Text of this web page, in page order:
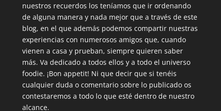
nuestros recuerdos los teníamos que ir ordenando
de alguna manera y nada mejor que a través de este
blog, en el que además podemos compartir nuestras
experiencias con numerosos amigos que, cuando
vienen a casa y prueban, siempre quieren saber
más. Va dedicado a todos ellos y a todo el universo
foodie. ¡Bon appetit! Ni que decir que si tenéis
cualquier duda o comentario sobre lo publicado os
contestaremos a todo lo que esté dentro de nuestro
alcance.